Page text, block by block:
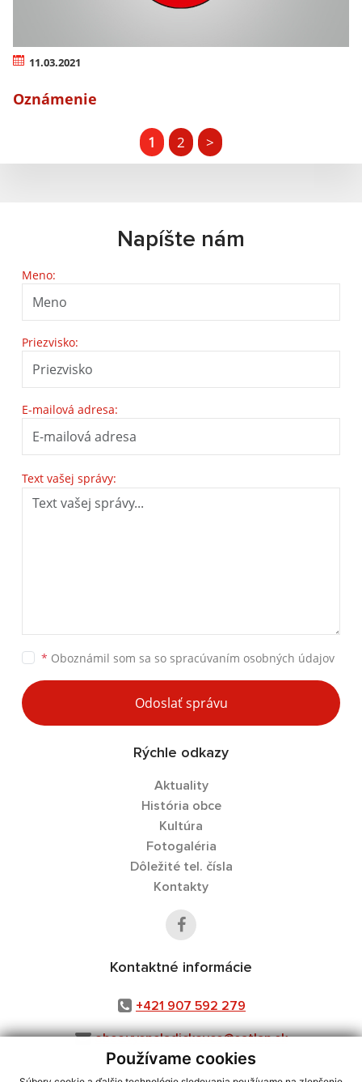
Používame cookies
11.03.2021
Oznámenie
1 2 >
Napíšte nám
Meno:
Priezvisko:
E-mailová adresa:
Text vašej správy:
* Oboznámil som sa so spracúvaním osobných údajov
Odoslať správu
Rýchle odkazy
Aktuality
História obce
Kultúra
Fotogaléria
Dôležité tel. čísla
Kontakty
Kontaktné informácie
+421 907 592 279
obec.vysneladickovce@satlan.sk